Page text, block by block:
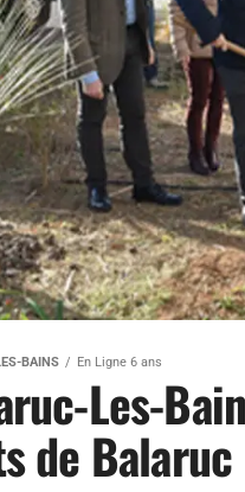
BAINS En Ligne 6 ans
Les-
de Balaruc